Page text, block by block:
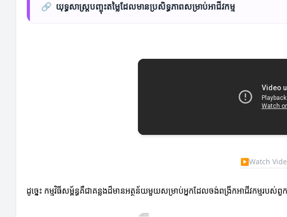
🔗 យុទ្ធសាស្ត្របញ្ចុះតម្លៃដែលមានប្រសិទ្ធភាពសម្រាប់អាជីវកម្ម
▶Watch
ដូច្នេះ កម្មវិធីសម្ព័ន្ធគឺជាគន្លងដ៏មានអត្ថន័យមួយសម្រាប់អ្នកដែលចង់ពង្រីកអាជីវកម្មរប